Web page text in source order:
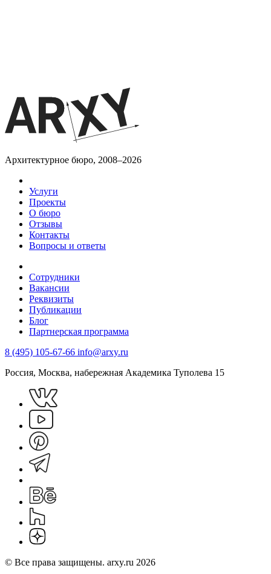
Архитектурное бюро, 2008–2026
Услуги
Проекты
О бюро
Отзывы
Контакты
Вопросы и ответы
Сотрудники
Вакансии
Реквизиты
Публикации
Блог
Партнерская программа
8 (495) 105-67-66 info@arxy.ru
Россия, Москва, набережная Академика Туполева 15
© Все права защищены. arxy.ru 2026